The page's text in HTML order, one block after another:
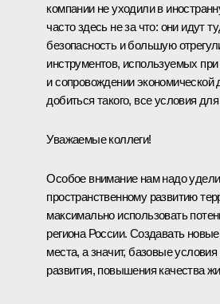
компании не уходили в
часто здесь не за что: они идут
безопасность и большую
инструментов, используемых при
и сопровождении
добиться такого, все условия
Уважаемые коллеги!
Особое внимание нам надо
пространственному развитию
максимально использовать
региона России. Создавать
места, а значит, базовые
развития, повышения качества